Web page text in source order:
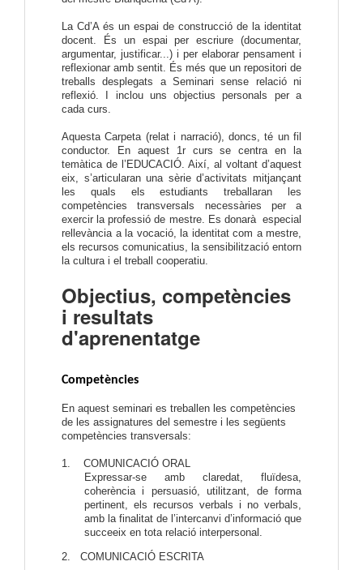
La Cd’A és un espai de construcció de la identitat
docent. És un espai per escriure (documentar,
argumentar, justificar...) i per elaborar pensament i
reflexionar amb sentit. És més que un repositori de
treballs desplegats a Seminari sense relació ni
reflexió. I inclou uns objectius personals per a
cada curs.
Aquesta Carpeta (relat i narració), doncs, té un fil
conductor. En aquest 1r curs se centra en la
temàtica de l’EDUCACIÓ. Així, al voltant d’aquest
eix, s’articularan una sèrie d’activitats mitjançant
les quals els estudiants treballaran les
competències transversals necessàries per a
exercir la professió de mestre. Es donarà especial
rellevància a la vocació, la identitat com a mestre,
els recursos comunicatius, la sensibilització entorn
la cultura i el treball cooperatiu.
Objectius, competències
i resultats
d'aprenentatge
Competències
En aquest seminari es treballen les competències
de les assignatures del semestre i les següents
competències transversals:
1. COMUNICACIÓ ORAL
Expressar-se amb claredat, fluïdesa,
coherència i persuasió, utilitzant, de forma
pertinent, els recursos verbals i no verbals,
amb la finalitat de l’intercanvi d’informació que
succeeix en tota relació interpersonal.
2. COMUNICACIÓ ESCRITA